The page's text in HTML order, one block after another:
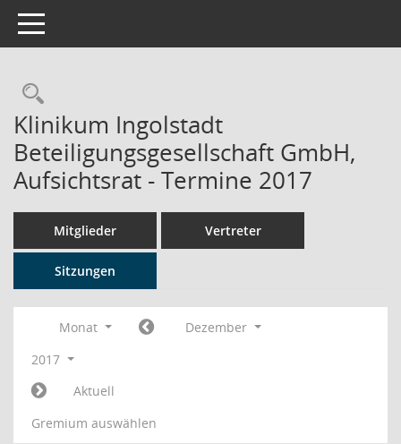
Toggle navigation
Rechercheauswahl
Klinikum Ingolstadt
Beteiligungsgesellschaft GmbH,
Aufsichtsrat - Termine 2017
Mitglieder Vertreter
Sitzungen
Monat
Dezember
2017
Aktuell
Gremium auswählen